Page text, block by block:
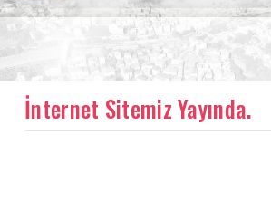
İnternet Sitemiz Yayında.